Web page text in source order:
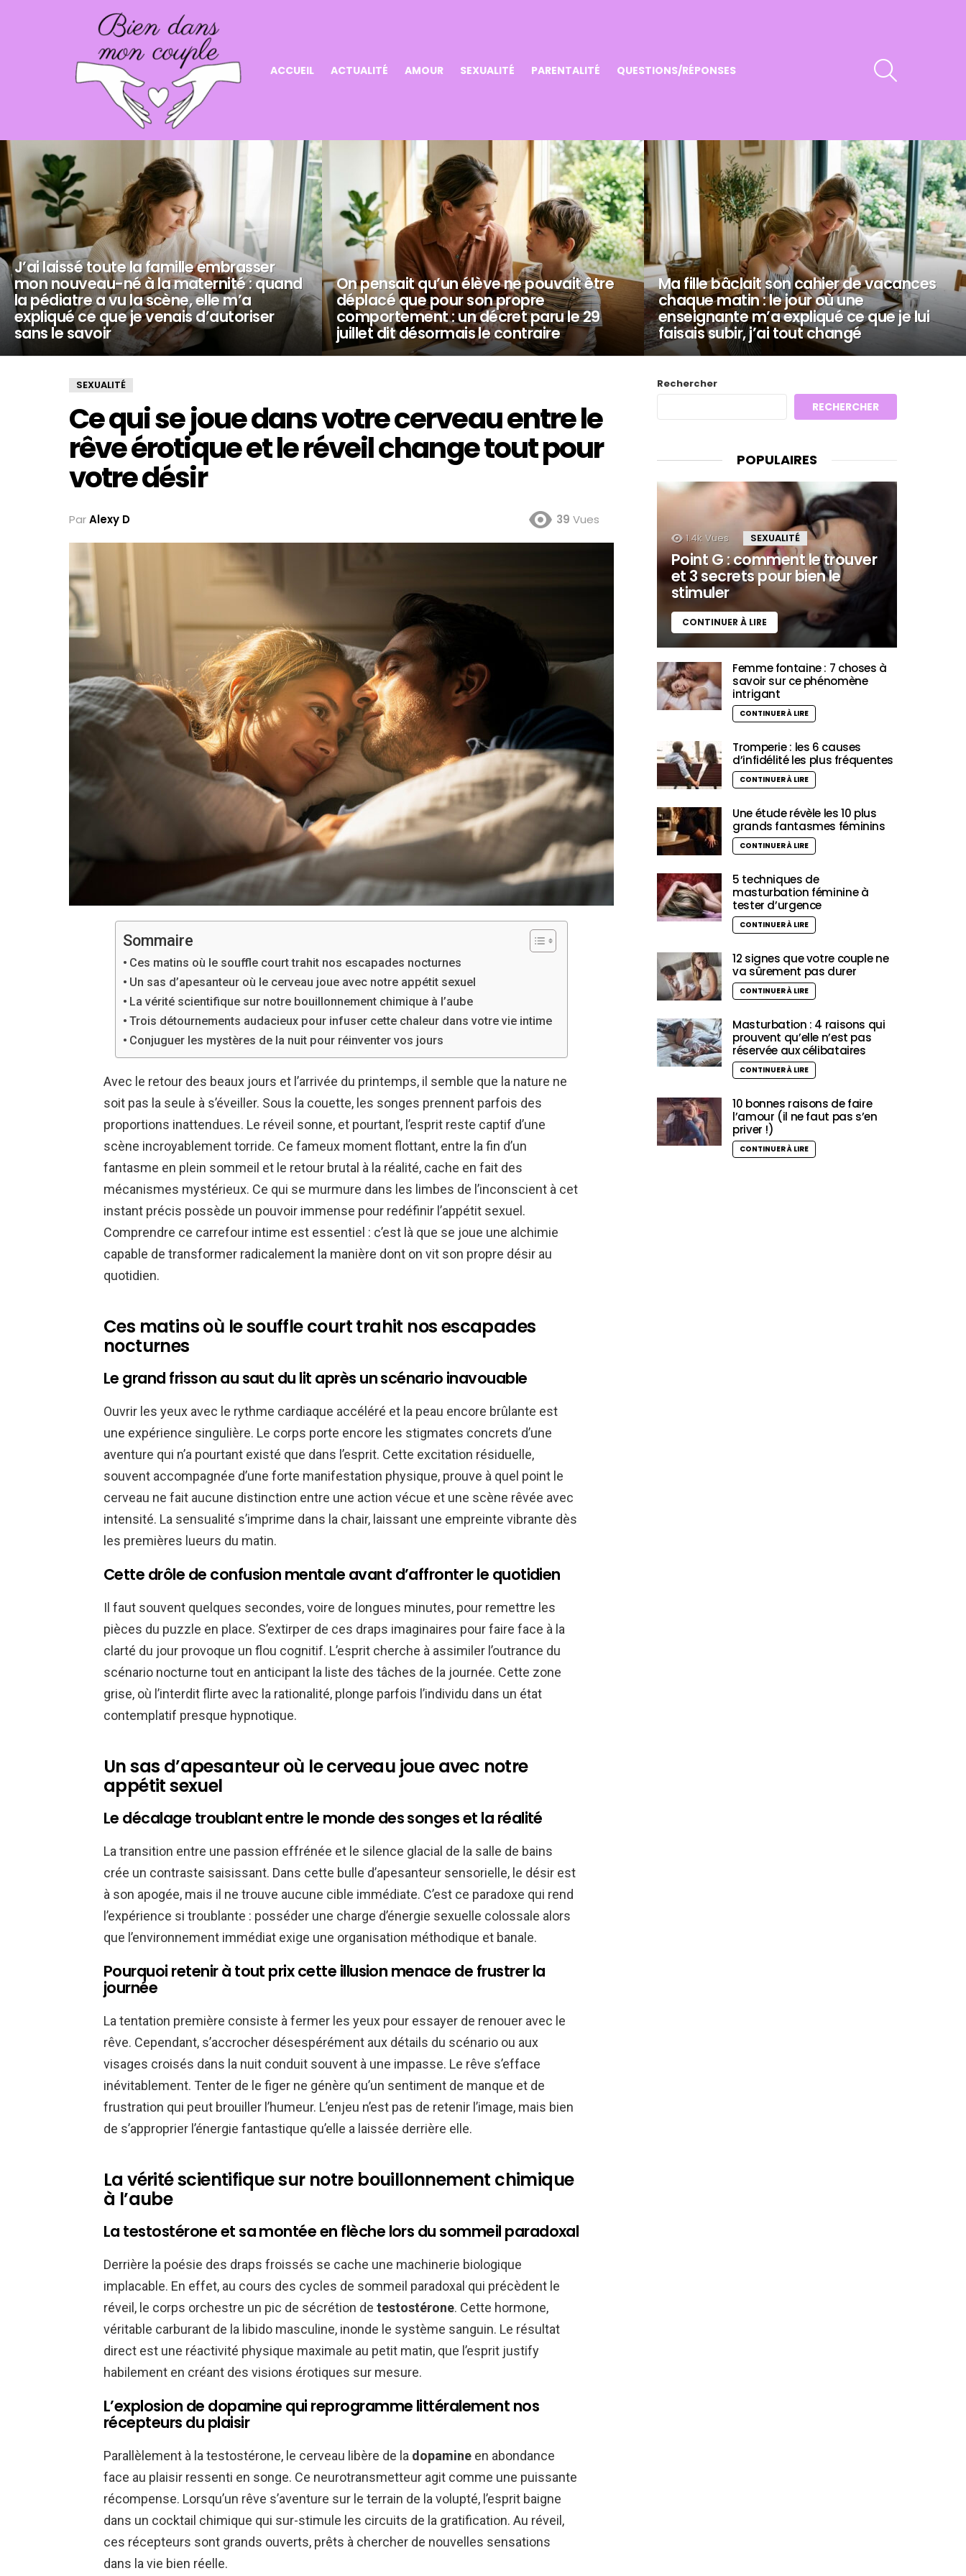
ACCUEIL ACTUALITÉ AMOUR SEXUALITÉ PARENTALITÉ QUESTIONS/RÉPONSES
NOS
DERNIERS
ARTICLES
J’ai laissé toute la famille embrasser
mon nouveau-né à la maternité : quand
la pédiatre a vu la scène, elle m’a
expliqué ce que je venais d’autoriser
sans le savoir
On pensait qu’un élève ne pouvait être
déplacé que pour son propre
comportement : un décret paru le 29
juillet dit désormais le contraire
Ma fille bâclait son cahier de vacances
chaque matin : le jour où une
enseignante m’a expliqué ce que je lui
faisais subir, j’ai tout changé
SEXUALITÉ
Ce qui se joue dans votre cerveau entre le
rêve érotique et le réveil change tout pour
votre désir
ParAlexy D 39 Vues
Sommaire
Ces matins où le souffle court trahit nos escapades nocturnes
Un sas d’apesanteur où le cerveau joue avec notre appétit sexuel
La vérité scientifique sur notre bouillonnement chimique à l’aube
Trois détournements audacieux pour infuser cette chaleur dans votre vie intime
Conjuguer les mystères de la nuit pour réinventer vos jours
Avec le retour des beaux jours et l’arrivée du printemps, il semble que la nature ne
soit pas la seule à s’éveiller. Sous la couette, les songes prennent parfois des
proportions inattendues. Le réveil sonne, et pourtant, l’esprit reste captif d’une
scène incroyablement torride. Ce fameux moment flottant, entre la fin d’un
fantasme en plein sommeil et le retour brutal à la réalité, cache en fait des
mécanismes mystérieux. Ce qui se murmure dans les limbes de l’inconscient à cet
instant précis possède un pouvoir immense pour redéfinir l’appétit sexuel.
Comprendre ce carrefour intime est essentiel : c’est là que se joue une alchimie
capable de transformer radicalement la manière dont on vit son propre désir au
quotidien.
Ces matins où le souffle court trahit nos escapades
nocturnes
Le grand frisson au saut du lit après un scénario inavouable
Ouvrir les yeux avec le rythme cardiaque accéléré et la peau encore brûlante est
une expérience singulière. Le corps porte encore les stigmates concrets d’une
aventure qui n’a pourtant existé que dans l’esprit. Cette excitation résiduelle,
souvent accompagnée d’une forte manifestation physique, prouve à quel point le
cerveau ne fait aucune distinction entre une action vécue et une scène rêvée avec
intensité. La sensualité s’imprime dans la chair, laissant une empreinte vibrante dès
les premières lueurs du matin.
Cette drôle de confusion mentale avant d’affronter le quotidien
Il faut souvent quelques secondes, voire de longues minutes, pour remettre les
pièces du puzzle en place. S’extirper de ces draps imaginaires pour faire face à la
clarté du jour provoque un flou cognitif. L’esprit cherche à assimiler l’outrance du
scénario nocturne tout en anticipant la liste des tâches de la journée. Cette zone
grise, où l’interdit flirte avec la rationalité, plonge parfois l’individu dans un état
contemplatif presque hypnotique.
Un sas d’apesanteur où le cerveau joue avec notre
appétit sexuel
Le décalage troublant entre le monde des songes et la réalité
La transition entre une passion effrénée et le silence glacial de la salle de bains
crée un contraste saisissant. Dans cette bulle d’apesanteur sensorielle, le désir est
à son apogée, mais il ne trouve aucune cible immédiate. C’est ce paradoxe qui rend
l’expérience si troublante : posséder une charge d’énergie sexuelle colossale alors
que l’environnement immédiat exige une organisation méthodique et banale.
Pourquoi retenir à tout prix cette illusion menace de frustrer la
journée
La tentation première consiste à fermer les yeux pour essayer de renouer avec le
rêve. Cependant, s’accrocher désespérément aux détails du scénario ou aux
visages croisés dans la nuit conduit souvent à une impasse. Le rêve s’efface
inévitablement. Tenter de le figer ne génère qu’un sentiment de manque et de
frustration qui peut brouiller l’humeur. L’enjeu n’est pas de retenir l’image, mais bien
de s’approprier l’énergie fantastique qu’elle a laissée derrière elle.
La vérité scientifique sur notre bouillonnement chimique
à l’aube
La testostérone et sa montée en flèche lors du sommeil paradoxal
Derrière la poésie des draps froissés se cache une machinerie biologique
implacable. En effet, au cours des cycles de sommeil paradoxal qui précèdent le
réveil, le corps orchestre un pic de sécrétion de testostérone. Cette hormone,
véritable carburant de la libido masculine, inonde le système sanguin. Le résultat
direct est une réactivité physique maximale au petit matin, que l’esprit justify
habilement en créant des visions érotiques sur mesure.
L’explosion de dopamine qui reprogramme littéralement nos
récepteurs du plaisir
Parallèlement à la testostérone, le cerveau libère de la dopamine en abondance
face au plaisir ressenti en songe. Ce neurotransmetteur agit comme une puissante
récompense. Lorsqu’un rêve s’aventure sur le terrain de la volupté, l’esprit baigne
dans un cocktail chimique qui sur-stimule les circuits de la gratification. Au réveil,
ces récepteurs sont grands ouverts, prêts à chercher de nouvelles sensations
dans la vie bien réelle.
Rechercher
RECHERCHER
POPULAIRES
1.4k Vues SEXUALITÉ
Point G : comment le trouver
et 3 secrets pour bien le
stimuler
CONTINUER À LIRE
Femme fontaine : 7 choses à
savoir sur ce phénomène
intrigant
CONTINUER À LIRE
Tromperie : les 6 causes
d’infidélité les plus fréquentes
CONTINUER À LIRE
Une étude révèle les 10 plus
grands fantasmes féminins
CONTINUER À LIRE
5 techniques de
masturbation féminine à
tester d’urgence
CONTINUER À LIRE
12 signes que votre couple ne
va sûrement pas durer
CONTINUER À LIRE
Masturbation : 4 raisons qui
prouvent qu’elle n’est pas
réservée aux célibataires
CONTINUER À LIRE
10 bonnes raisons de faire
l’amour (il ne faut pas s’en
priver !)
CONTINUER À LIRE